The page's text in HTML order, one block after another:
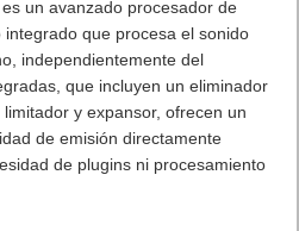
un avanzado procesador de
que procesa el sonido
independientemente del
que incluyen un eliminador
y expansor, ofrecen un
de emisión directamente
de plugins ni procesamiento